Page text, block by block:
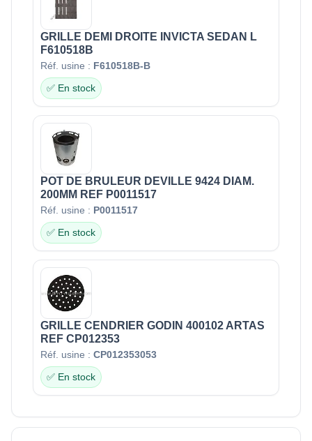
GRILLE DEMI DROITE INVICTA SEDAN L
F610518B
Réf. usine : F610518B-B
✅ En stock
POT DE BRULEUR DEVILLE 9424 DIAM.
200MM REF P0011517
Réf. usine : P0011517
✅ En stock
GRILLE CENDRIER GODIN 400102 ARTAS
REF CP012353
Réf. usine : CP012353053
✅ En stock